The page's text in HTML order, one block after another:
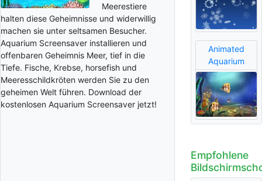
Meerestiere
halten diese Geheimnisse und widerwillig
machen sie unter seltsamen Besucher.
Aquarium Screensaver installieren und
offenbaren Geheimnis Meer, tief in die
Tiefe. Fische, Krebse, horsefish und
Meeresschildkröten werden Sie zu den
geheimen Welt führen. Download der
kostenlosen Aquarium Screensaver jetzt!
Animated
Aquarium
Empfohlene